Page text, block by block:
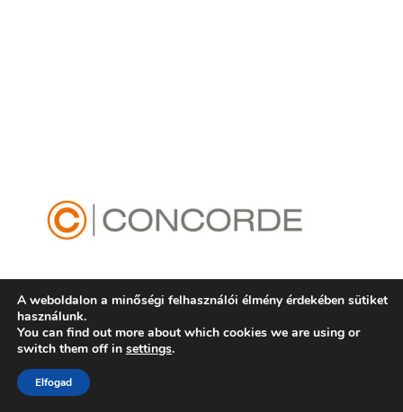
Magyar Vállalatok 2030 © info@magyarvallalatok2030.hu
A weboldalon a minőségi felhasználói élmény érdekében sütiket
használunk.
You can find out more about which cookies we are using or
switch them off in settings.
Elfogad